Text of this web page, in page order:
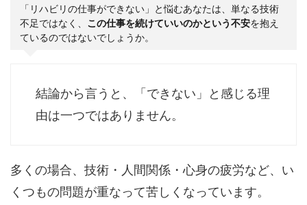
「リハビリの仕事ができない」と悩むあなたは、単なる技術
不足ではなく、 この仕事を続けていいのかという不安を抱え
ているのではないでしょうか。
結論から言うと、「できない」と感じる理
由は一つではありません。
多くの場合、技術・人間関係・心身の疲労など、い
くつもの問題が重なって苦しくなっています。